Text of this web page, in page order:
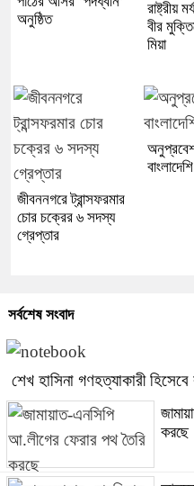
অনুষ্ঠিত
রাষ্ট্রীয়
বীর
মিয়া
জীবননগরে ট্রান্সফরমার
চোর চক্রের ৬ সদস্য
গ্রেপ্তার
সর্বশেষ সংবাদ
শেখ হাসিনা গণহত্যাকারী হিসেবে
করছে